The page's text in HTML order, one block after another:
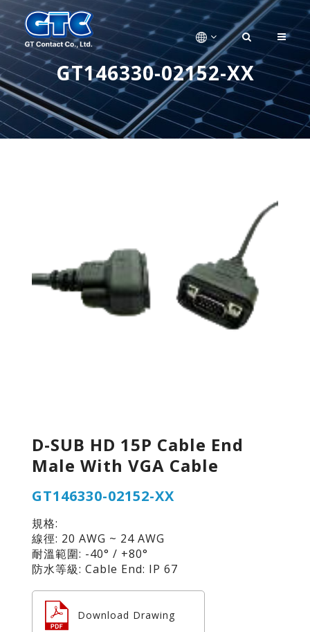
GT146330-02152-XX
D-SUB HD 15P Cable End
Male With VGA Cable
GT146330-02152-XX
規格:
線徑: 20 AWG ~ 24 AWG
耐溫範圍: -40° / +80°
防水等級: Cable End: IP 67
Download Drawing